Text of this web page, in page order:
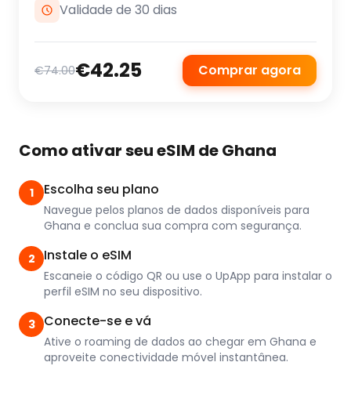
Validade de 30 dias
€74.00€42.25 Comprar agora
Como ativar seu eSIM de Ghana
1 Escolha seu plano
Navegue pelos planos de dados disponíveis para
Ghana e conclua sua compra com segurança.
2 Instale o eSIM
Escaneie o código QR ou use o UpApp para instalar o
perfil eSIM no seu dispositivo.
3 Conecte-se e vá
Ative o roaming de dados ao chegar em Ghana e
aproveite conectividade móvel instantânea.